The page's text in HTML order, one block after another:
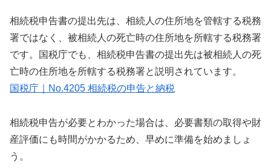
相続税申告書の提出先は、相続人の住所地を管轄する税務
署ではなく、被相続人の死亡時の住所地を所轄する税務署
です。国税庁でも、相続税申告書の提出先は被相続人の死
亡時の住所地を所轄する税務署と説明されています。
国税庁｜No.4205 相続税の申告と納税
相続税申告が必要とわかった場合は、必要書類の取得や財
産評価にも時間がかかるため、早めに準備を始めましょ
う。